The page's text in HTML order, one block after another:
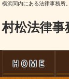
横浜関内にある法律事務所
村松法律事
ＨＯＭＥ